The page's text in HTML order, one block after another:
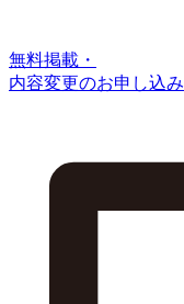
無料掲載・
内容変更のお申し込み